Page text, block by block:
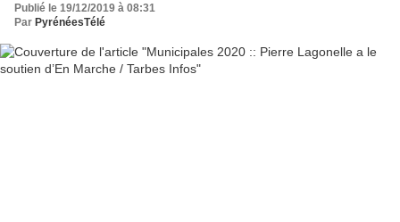
Publié le 19/12/2019 à 08:31
Par PyrénéesTélé